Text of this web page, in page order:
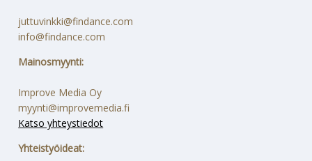
juttuvinkki@findance.com
info@findance.com
Mainosmyynti:
Improve Media Oy
myynti@improvemedia.fi
Katso yhteystiedot
Yhteistyöideat: